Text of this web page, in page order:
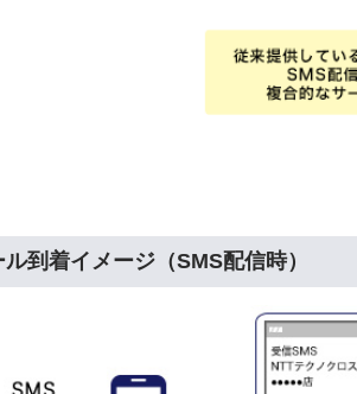
到着イメージ（SMS配信時）